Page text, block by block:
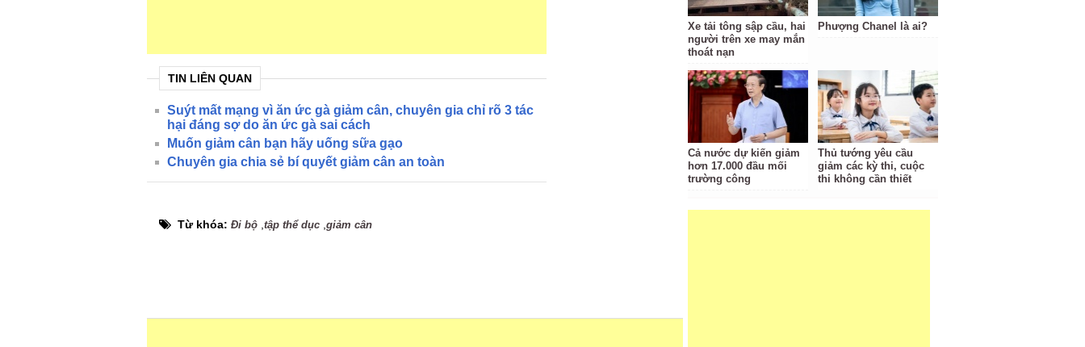
TIN LIÊN QUAN
Suýt mất mạng vì ăn ức gà giảm cân, chuyên gia chỉ rõ 3 tác
hại đáng sợ do ăn ức gà sai cách
Muốn giảm cân bạn hãy uống sữa gạo
Chuyên gia chia sẻ bí quyết giảm cân an toàn
Từ khóa: Đi bộ tập thể dục giảm cân
Xe tải tông sập cầu, hai
người trên xe may mắn
thoát nạn
Phượng Chanel là ai?
Cả nước dự kiến giảm
hơn 17.000 đầu mối
trường công
Thủ tướng yêu cầu
giảm các kỳ thi, cuộc
thi không cần thiết